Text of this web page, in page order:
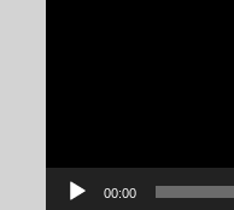
00:00